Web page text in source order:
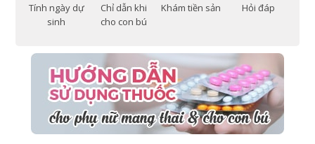
Tính ngày dự
sinh
Chỉ dẫn khi
cho con bú
Khám tiền sản Hỏi đáp